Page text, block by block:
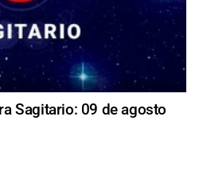
Sagitario: 09 de agosto